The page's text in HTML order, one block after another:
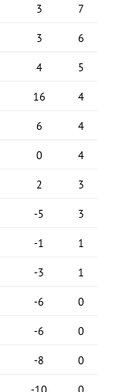
3 7
3 6
4 5
16 4
6 4
0 4
2 3
-5 3
-1 1
-3 1
-6 0
-6 0
-8 0